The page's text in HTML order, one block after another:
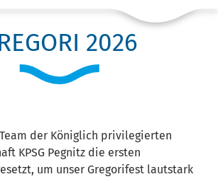
2026
der Königlich privilegierten
KPSG Pegnitz die ersten
um unser Gregorifest lautstark